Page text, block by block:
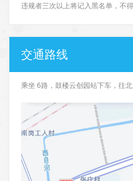
违规者三次以上将记入黑名单，不得
交通路线
乘坐 6路，鼓楼云创园站下车，往